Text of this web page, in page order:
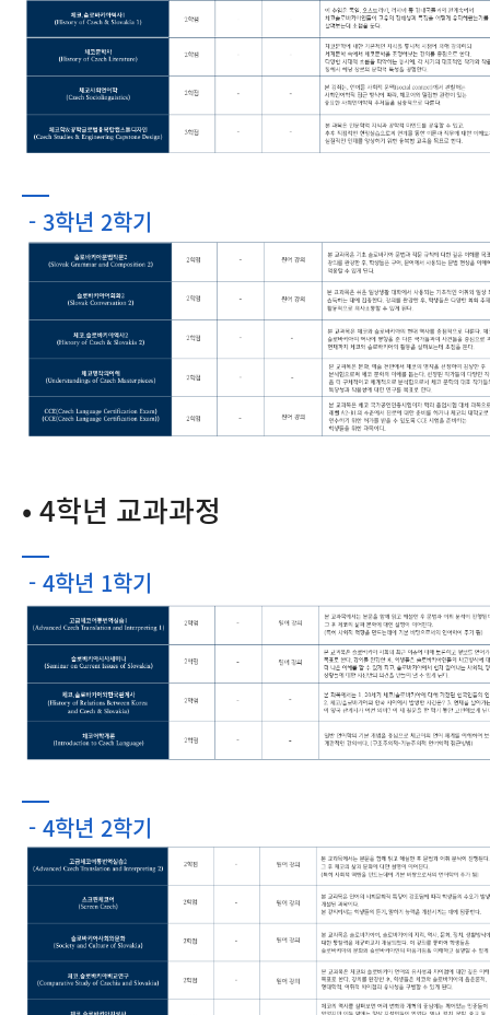
- 3학년 2학기
• 4학년 교과과정
- 4학년 1학기
- 4학년 2학기